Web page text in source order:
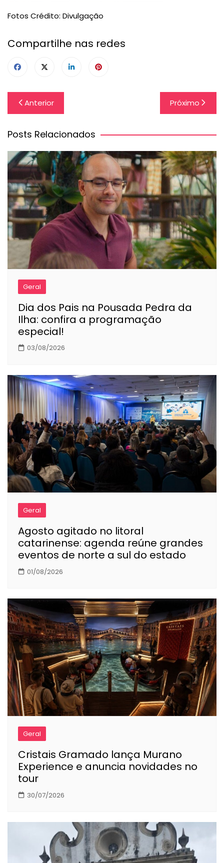
Fotos Crédito: Divulgação
Compartilhe nas redes
Navegação
de
Post
Anterior Próximo
Posts Relacionados
Geral
Dia dos Pais na Pousada Pedra da
Ilha: confira a programação
especial!
03/08/2026
Geral
Agosto agitado no litoral
catarinense: agenda reúne grandes
eventos de norte a sul do estado
01/08/2026
Geral
Cristais Gramado lança Murano
Experience e anuncia novidades no
tour
30/07/2026